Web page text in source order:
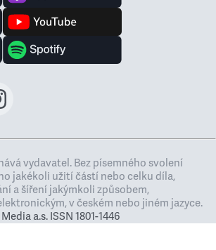
vydavatel. Bez písemného svolení
jakékoli užití částí nebo celku díla,
a šíření jakýmkoli způsobem,
v českém nebo jiném jazyce.
a.s. ISSN 1801-1446